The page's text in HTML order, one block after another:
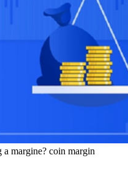
margine? coin margin